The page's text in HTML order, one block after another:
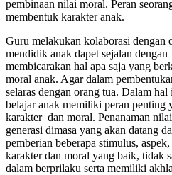
pembinaan nilai moral. Peran
membentuk karakter anak.
Guru melakukan kolaborasi dengan
mendidik anak dapet sejalan
membicarakan hal apa saja yang
moral anak. Agar dalam
selaras dengan orang tua. Dalam
belajar anak memiliki peran penting
karakter dan moral. Penanaman
generasi dimasa yang akan datang
pemberian beberapa stimulus,
karakter dan moral yang baik, tidak
dalam berprilaku serta memiliki